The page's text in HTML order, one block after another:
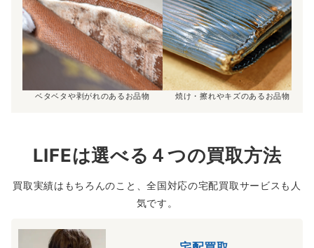
ベタベタや剥がれのあるお品物 焼け・擦れやキズのあるお品物
LIFEは選べる４つの買取方法
買取実績はもちろんのこと、全国対応の宅配買取サービスも人
気です。